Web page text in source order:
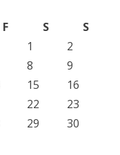
F S
S
1
2
8
9
15
16
22
23
29
30